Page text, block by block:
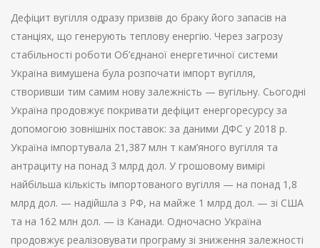
Дефіцит вугілля одразу призвів до браку його запасів на
станціях, що генерують теплову енергію. Через загрозу
стабільності роботи Об’єднаної енергетичної системи
Україна вимушена була розпочати імпорт вугілля,
створивши тим самим нову залежність — вугільну. Сьогодні
Україна продовжує покривати дефіцит енергоресурсу за
допомогою зовнішніх поставок: за даними ДФС у 2018 р.
Україна імпортувала 21,387 млн т кам’яного вугілля та
антрациту на понад 3 млрд дол. У грошовому вимірі
найбільша кількість імпортованого вугілля — на понад 1,8
млрд дол. — надійшла з РФ, на майже 1 млрд дол. — зі США
та на 162 млн дол. — із Канади. Одночасно Україна
продовжує реалізовувати програму зі зниження залежності